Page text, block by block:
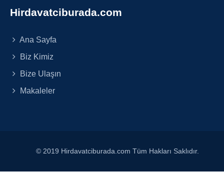
Hirdavatciburada.com
Ana Sayfa
Biz Kimiz
Bize Ulaşın
Makaleler
© 2019 Hirdavatciburada.com Tüm Hakları Saklıdır.